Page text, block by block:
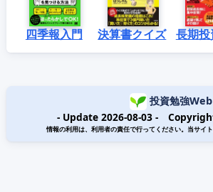
四季報入門 決算書クイズ 長期
投資勉強Web
- Update 2026-08-03 -
情報の利用は、利用者の責任で行ってください。当サイ